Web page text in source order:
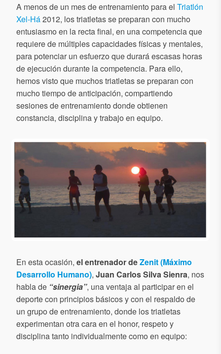
A menos de un mes de entrenamiento para el Triatlón
Xel-Há2012, los triatletas se preparan con mucho
entusiasmo en la recta final, en una competencia que
requiere de múltiples capacidades físicas y mentales,
para potenciar un esfuerzo que durará escasas horas
de ejecución durante la competencia. Para ello,
hemos visto que muchos triatletas se preparan con
mucho tiempo de anticipación, compartiendo
sesiones de entrenamiento donde obtienen
constancia, disciplina y trabajo en equipo.
En esta ocasión, el entrenador deZenit (Máximo
Desarrollo Humano), Juan Carlos Silva Sienra, nos
habla de “sinergia”, una ventaja al participar en el
deporte con principios básicos y con el respaldo de
un grupo de entrenamiento, donde los triatletas
experimentan otra cara en el honor, respeto y
disciplina tanto individualmente como en equipo: